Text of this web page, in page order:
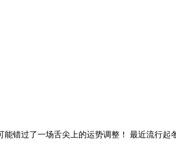
错过了一场舌尖上的运势调整！ 最近流行起